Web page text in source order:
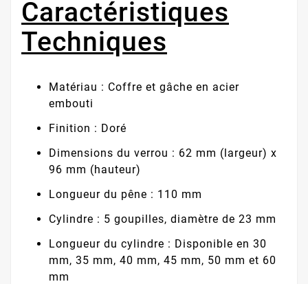
Caractéristiques
Techniques
Matériau : Coffre et gâche en acier
embouti
Finition : Doré
Dimensions du verrou : 62 mm (largeur) x
96 mm (hauteur)
Longueur du pêne : 110 mm
Cylindre : 5 goupilles, diamètre de 23 mm
Longueur du cylindre : Disponible en 30
mm, 35 mm, 40 mm, 45 mm, 50 mm et 60
mm